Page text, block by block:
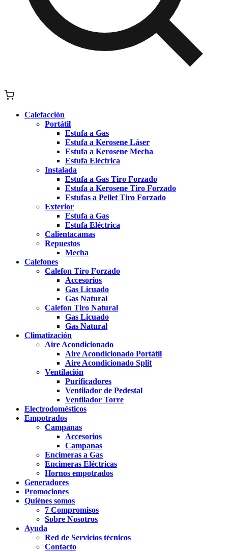
Calefacción
Portátil
Estufa a Gas
Estufa a Kerosene Láser
Estufa a Kerosene Mecha
Estufa Eléctrica
Instalada
Estufa a Gas Tiro Forzado
Estufa a Kerosene Tiro Forzado
Estufas a Pellet Tiro Forzado
Exterior
Estufa a Gas
Estufa Eléctrica
Calientacamas
Repuestos
Mecha
Calefones
Calefon Tiro Forzado
Accesorios
Gas Licuado
Gas Natural
Calefon Tiro Natural
Gas Licuado
Gas Natural
Climatización
Aire Acondicionado
Aire Acondicionado Portátil
Aire Acondicionado Split
Ventilación
Purificadores
Ventilador de Pedestal
Ventilador Torre
Electrodomésticos
Empotrados
Campanas
Accesorios
Campanas
Encimeras a Gas
Encimeras Eléctricas
Hornos empotrados
Generadores
Promociones
Quiénes somos
7 Compromisos
Sobre Nosotros
Ayuda
Red de Servicios técnicos
Contacto